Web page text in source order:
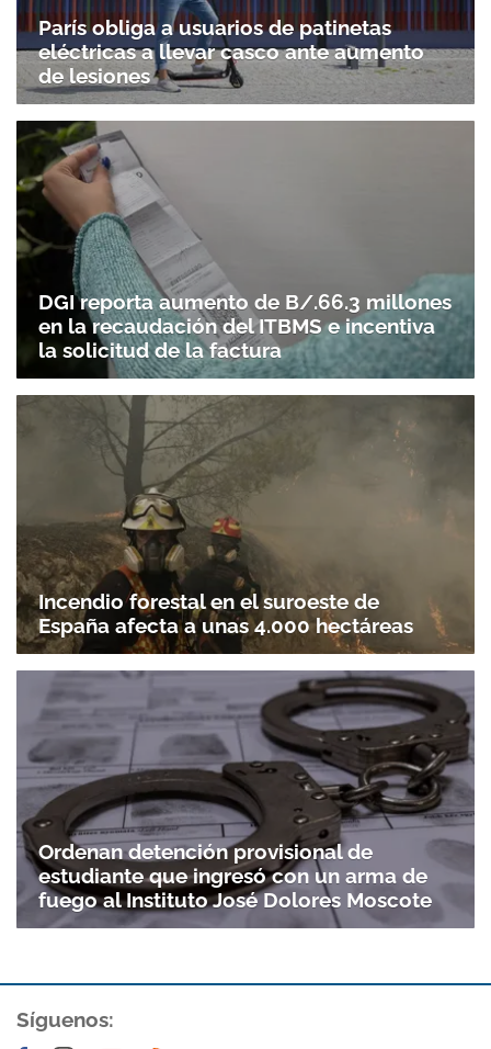
Gracias por suscribirte a nuestro boletín.
París obliga a usuarios de patinetas
eléctricas a llevar casco ante aumento
de lesiones
DGI reporta aumento de B/.66.3 millones
en la recaudación del ITBMS e incentiva
la solicitud de la factura
Incendio forestal en el suroeste de
España afecta a unas 4.000 hectáreas
Ordenan detención provisional de
estudiante que ingresó con un arma de
fuego al Instituto José Dolores Moscote
Síguenos: